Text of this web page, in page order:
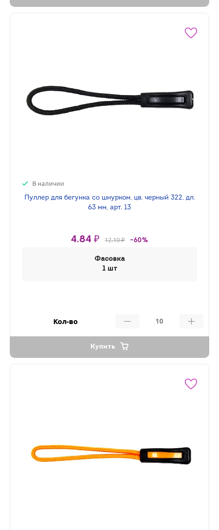
В наличии
Пуллер для бегунка со шнурком, цв. черный 322, дл.
63 мм, арт. 13
4.84 ₽ 12.10 ₽ -60%
Фасовка
1 шт
Кол-во
Купить